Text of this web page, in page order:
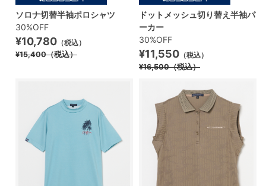
ソロナ切替半袖ポロシャツ
30%OFF
¥10,780 （税込）
¥15,400（税込）
ドットメッシュ切り替え半袖パ
ーカー
30%OFF
¥11,550 （税込）
¥16,500（税込）